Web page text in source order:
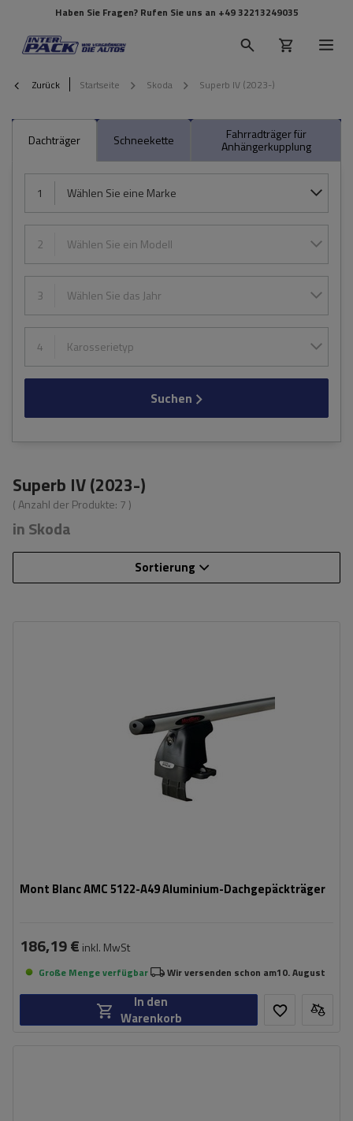
Haben Sie Fragen? Rufen Sie uns an +49 32213249035
Zurück Startseite Skoda Superb IV (2023-)
Dachträger Schneekette Fahrradträger für
Anhängerkupplung
1 Wählen Sie eine Marke
2 Wählen Sie ein Modell
3 Wählen Sie das Jahr
4 Karosserietyp
Suchen
Superb IV (2023-)
( Anzahl der Produkte: 7 )
in Skoda
Sortierung
Mont Blanc AMC 5122-A49 Aluminium-Dachgepäckträger
186,19 € inkl. MwSt
Große Menge verfügbar Wir versenden schon am10. August
In den
Warenkorb